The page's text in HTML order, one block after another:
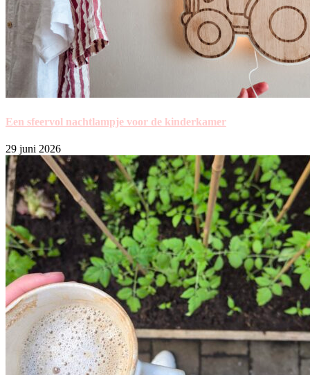
Een sfeervol nachtlampje voor de kinderkamer
29 juni 2026